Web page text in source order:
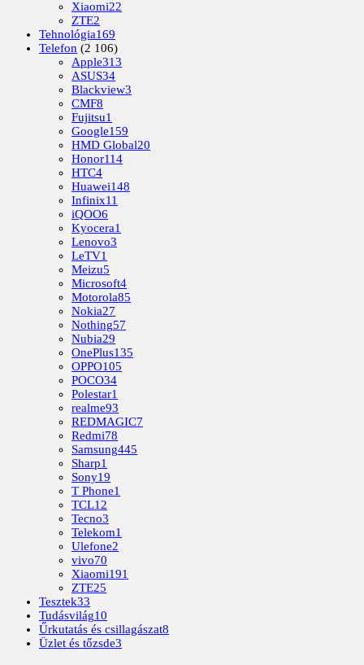
Xiaomi22
ZTE2
Tehnológia169
Telefon (2 106)
Apple313
ASUS34
Blackview3
CMF8
Fujitsu1
Google159
HMD Global20
Honor114
HTC4
Huawei148
Infinix11
iQOO6
Kyocera1
Lenovo3
LeTV1
Meizu5
Microsoft4
Motorola85
Nokia27
Nothing57
Nubia29
OnePlus135
OPPO105
POCO34
Polestar1
realme93
REDMAGIC7
Redmi78
Samsung445
Sharp1
Sony19
T Phone1
TCL12
Tecno3
Telekom1
Ulefone2
vivo70
Xiaomi191
ZTE25
Tesztek33
Tudásvilág10
Űrkutatás és csillagászat8
Üzlet és tőzsde3